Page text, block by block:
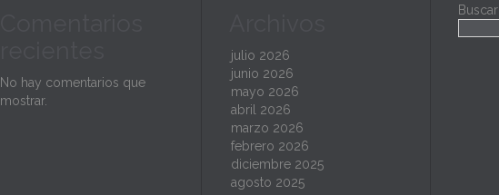
No hay comentarios que
mostrar.
julio 2026
junio 2026
mayo 2026
abril 2026
marzo 2026
febrero 2026
diciembre 2025
agosto 2025
Buscar